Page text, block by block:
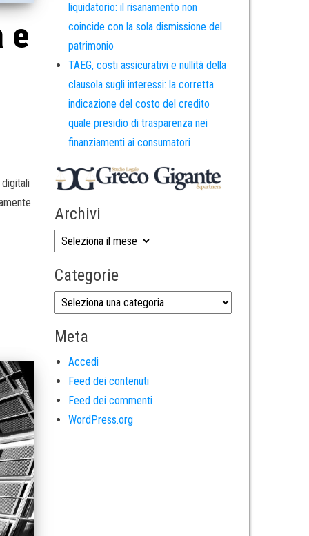
e
liquidatorio: il risanamento non
coincide con la sola dismissione del
patrimonio
TAEG, costi assicurativi e nullità della
clausola sugli interessi: la corretta
indicazione del costo del credito
quale presidio di trasparenza nei
finanziamenti ai consumatori
Archivi
Categorie
Meta
Accedi
Feed dei contenuti
Feed dei commenti
WordPress.org